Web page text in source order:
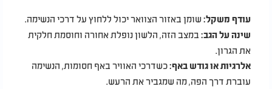
עודף משקל: שומן באזור הצוואר יכול ללחוץ על דרכי הנשימה.
שינה על הגב: במצב הזה, הלשון נופלת אחורה וחוסמת חלקית
את הגרון.
אלרגיות או גודש באף:כשדרכי האוויר באף חסומות, הנשימה
עוברת דרך הפה, מה שמגביר את הרעש.